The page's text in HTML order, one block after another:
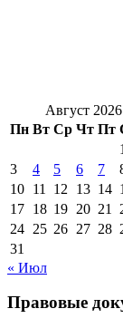
Август 2026
Пн Вт Ср Чт Пт
1
3
4 5 6 7
10 11 12 13 14
17 18 19 20 21
24 25 26 27 28
31
« Июл
Правовые